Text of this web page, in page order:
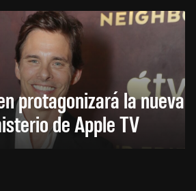
protagonizará la nueva
de Apple TV